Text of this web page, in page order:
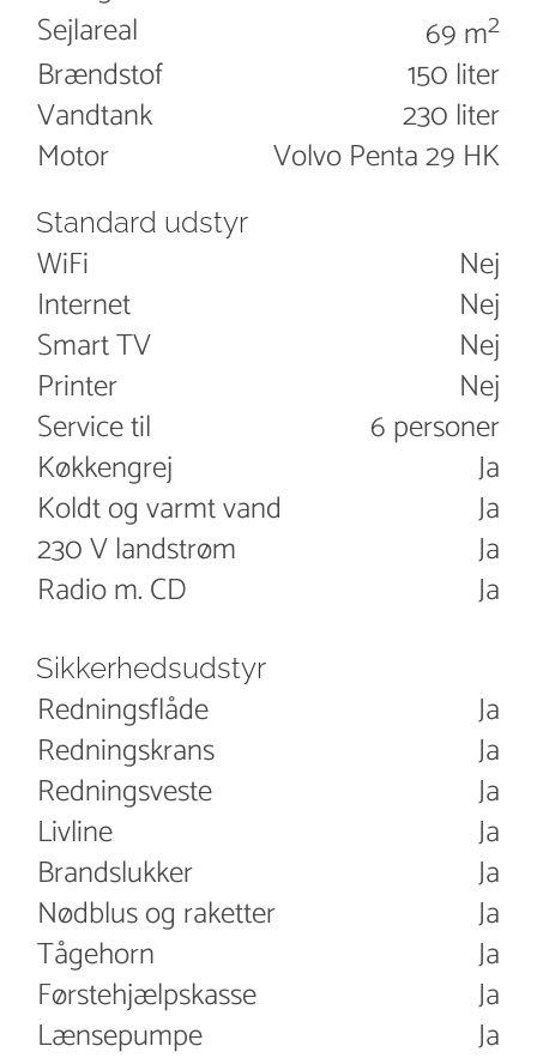
Sejlareal
69 m2
Brændstof
150 liter
Vandtank
230 liter
Motor
Volvo Penta 29 HK
Standard udstyr
WiFi
Nej
Internet
Nej
Smart TV
Nej
Printer
Nej
Service til
6 personer
Køkkengrej
Ja
Koldt og varmt vand
Ja
230 V landstrøm
Ja
Radio m. CD
Ja
Sikkerhedsudstyr
Redningsflåde
Ja
Redningskrans
Ja
Redningsveste
Ja
Livline
Ja
Brandslukker
Ja
Nødblus og raketter
Ja
Tågehorn
Ja
Førstehjælpskasse
Ja
Lænsepumpe
Ja